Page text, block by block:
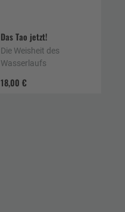
Das Tao jetzt!
18,00 €
Die Weisheit des
Wasserlaufs